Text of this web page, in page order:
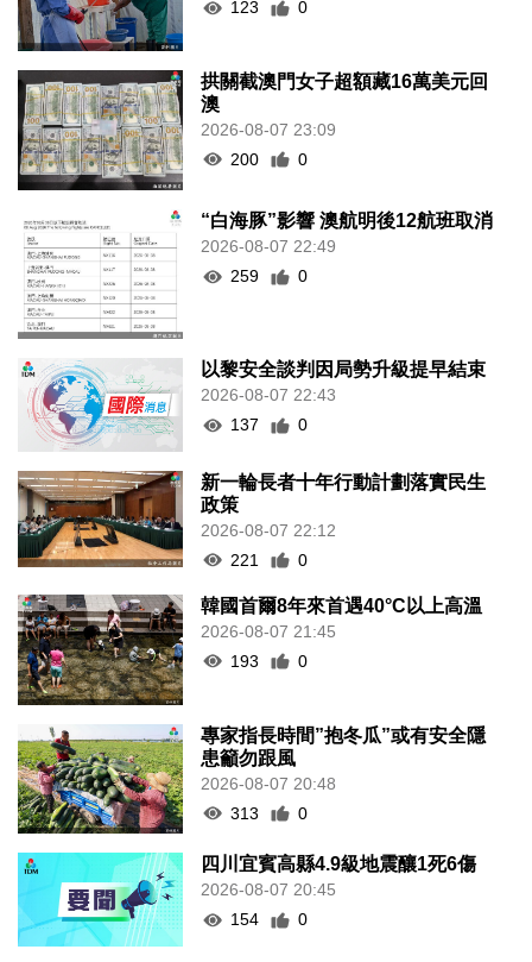
澳
2026-08-07 23:09
200
0
2026-08-07 22:49
259
0
2026-08-07 22:43
137
0
政策
2026-08-07 22:12
221
0
韓國首爾8年來首遇40°C以上高溫
2026-08-07 21:45
193
0
患籲勿跟風
2026-08-07 20:48
313
0
2026-08-07 20:45
154
0